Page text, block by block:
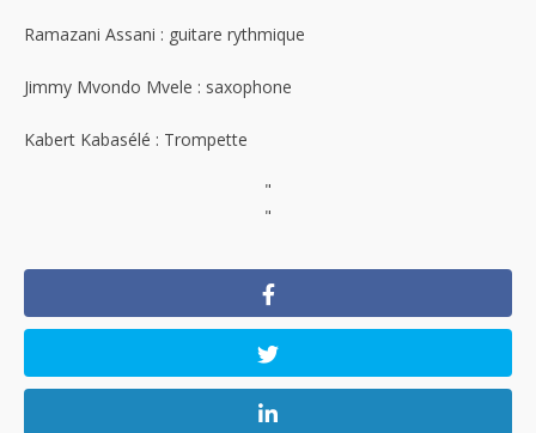
Ramazani Assani : guitare rythmique
Jimmy Mvondo Mvele : saxophone
Kabert Kabasélé : Trompette
"
"